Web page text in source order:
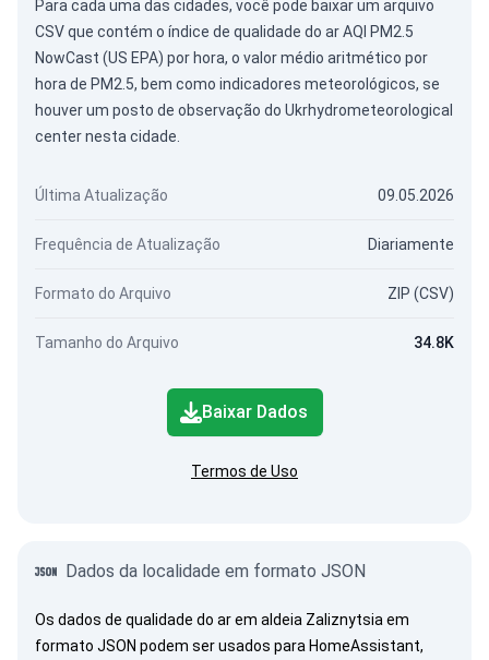
Para cada uma das cidades, você pode baixar um arquivo
CSV que contém o índice de qualidade do ar AQI PM2.5
NowCast (US EPA) por hora, o valor médio aritmético por
hora de PM2.5, bem como indicadores meteorológicos, se
houver um posto de observação do Ukrhydrometeorological
center nesta cidade.
Última Atualização 09.05.2026
Frequência de Atualização Diariamente
Formato do Arquivo ZIP (CSV)
Tamanho do Arquivo 34.8K
Baixar Dados
Termos de Uso
Dados da localidade em formato JSON
Os dados de qualidade do ar em aldeia Zaliznytsia em
formato JSON podem ser usados para HomeAssistant,